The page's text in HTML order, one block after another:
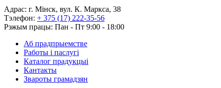
Адрас: г. Мінск, вул. К. Маркса, 38
Тэлефон: + 375 (17) 222-35-56
Рэжым працы: Пан - Пт 9:00 - 18:00
Аб прадпрыемстве
Работы і паслугі
Каталог прадукцыі
Кантакты
Звароты грамадзян